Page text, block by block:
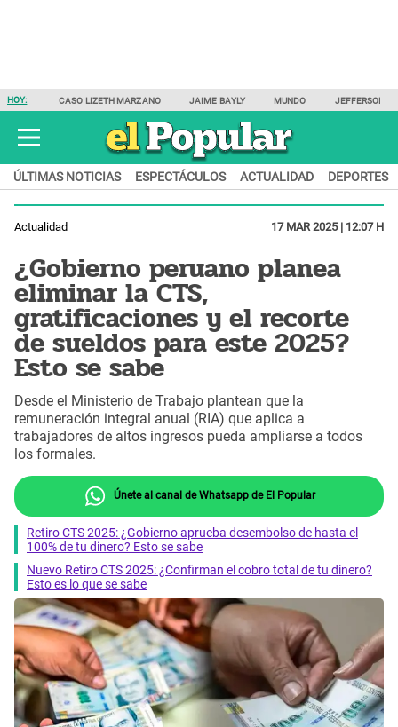
HOY: CASO LIZETH MARZANO JAIME BAYLY MUNDO JEFFERSON
ÚLTIMAS NOTICIAS ESPECTÁCULOS ACTUALIDAD DEPORTES
Actualidad 17 MAR 2025 | 12:07 H
¿Gobierno peruano planea
eliminar la CTS,
gratificaciones y el recorte
de sueldos para este 2025?
Esto se sabe
Desde el Ministerio de Trabajo plantean que la
remuneración integral anual (RIA) que aplica a
trabajadores de altos ingresos pueda ampliarse a todos
los formales.
Únete al canal de Whatsapp de El Popular
Retiro CTS 2025: ¿Gobierno aprueba desembolso de hasta el
100% de tu dinero? Esto se sabe
Nuevo Retiro CTS 2025: ¿Confirman el cobro total de tu dinero?
Esto es lo que se sabe